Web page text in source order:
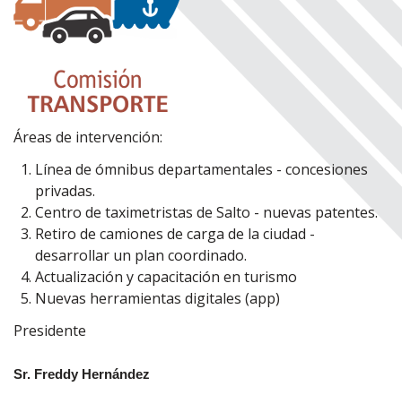
Áreas de intervención:
Línea de ómnibus departamentales - concesiones
privadas.
Centro de taximetristas de Salto - nuevas patentes.
Retiro de camiones de carga de la ciudad -
desarrollar un plan coordinado.
Actualización y capacitación en turismo
Nuevas herramientas digitales (app)
Presidente
Sr. Freddy Hernández